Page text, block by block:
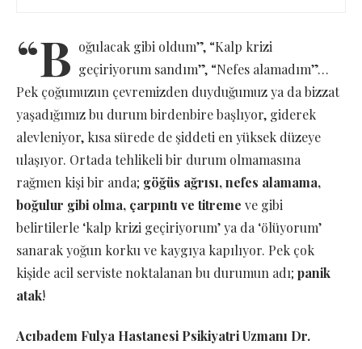
“B oğulacak gibi oldum”, “Kalp krizi
geçiriyorum sandım”, “Nefes alamadım”…
Pek çoğumuzun çevremizden duyduğumuz ya da bizzat
yaşadığımız bu durum birdenbire başlıyor, giderek
alevleniyor, kısa sürede de şiddeti en yüksek düzeye
ulaşıyor. Ortada tehlikeli bir durum olmamasına
rağmen kişi bir anda; göğüs ağrısı, nefes alamama,
boğulur gibi olma, çarpıntı ve titreme ve gibi
belirtilerle ‘kalp krizi geçiriyorum’ ya da ‘ölüyorum’
sanarak yoğun korku ve kaygıya kapılıyor. Pek çok
kişide acil serviste noktalanan bu durumun adı; panik
atak!
Acıbadem Fulya Hastanesi Psikiyatri Uzmanı Dr.